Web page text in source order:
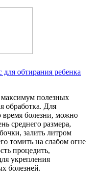
для обтирания ребенка
полезных
обработка. Для
время болезни, можно
среднего размера,
залить литром
томить на слабом огне
процедить,
укрепления
болезней.